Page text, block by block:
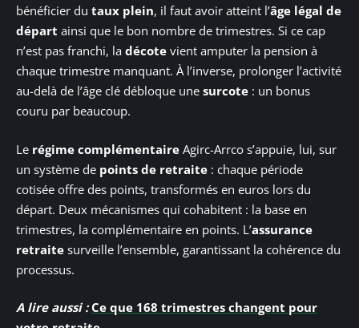
bénéficier du taux plein, il faut avoir atteint l’âge légal de
départ ainsi que le bon nombre de trimestres. Si ce cap
n’est pas franchi, la décote vient amputer la pension à
chaque trimestre manquant. À l’inverse, prolonger l’activité
au-delà de l’âge clé débloque une surcote : un bonus
couru par beaucoup.
Le régime complémentaire Agirc-Arrco s’appuie, lui, sur
un système de points de retraite : chaque période
cotisée offre des points, transformés en euros lors du
départ. Deux mécanismes qui cohabitent : la base en
trimestres, la complémentaire en points. L’assurance
retraite surveille l’ensemble, garantissant la cohérence du
processus.
A lire aussi : Ce que 168 trimestres changent pour